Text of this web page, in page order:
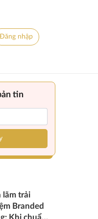
Đăng nhập
tin
lãm trải
Branded
Khi chuẩn